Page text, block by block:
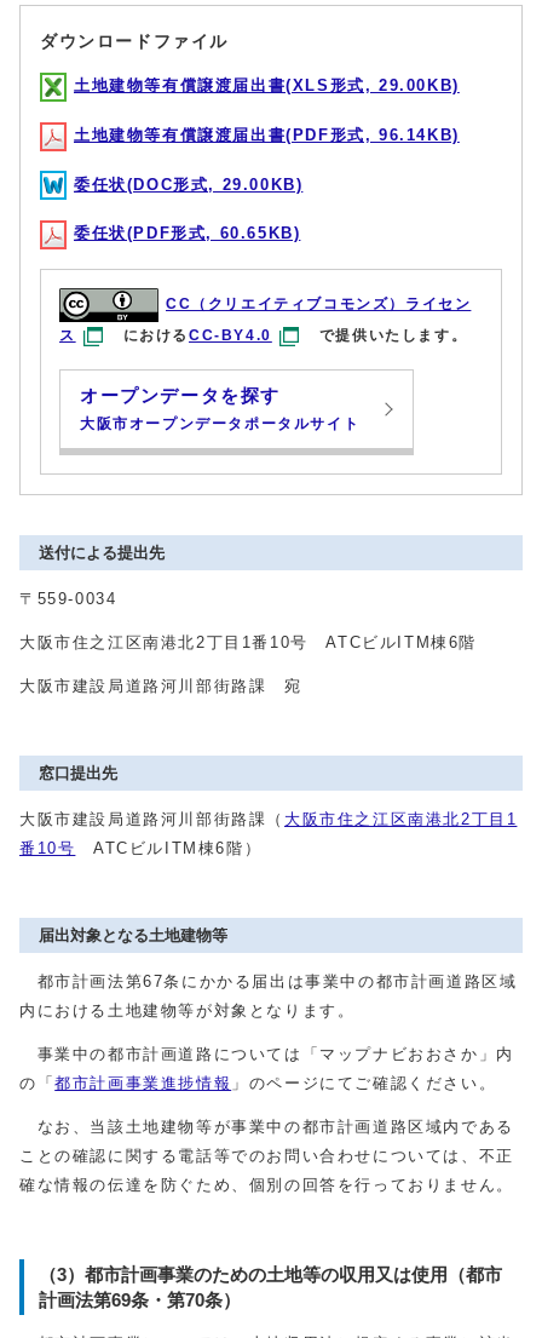
ダウンロードファイル
土地建物等有償譲渡届出書(XLS形式, 29.00KB)
土地建物等有償譲渡届出書(PDF形式, 96.14KB)
委任状(DOC形式, 29.00KB)
委任状(PDF形式, 60.65KB)
CC（クリエイティブコモンズ）ライセン
ス
におけるCC-BY4.0 で提供いたします。
オープンデータを探す
大阪市オープンデータポータルサイト
送付による提出先
〒559-0034
大阪市住之江区南港北2丁目1番10号 ATCビルITM棟6階
大阪市建設局道路河川部街路課 宛
窓口提出先
大阪市建設局道路河川部街路課（ 大阪市住之江区南港北2丁目1
番10号 ATCビルITM棟6階）
届出対象となる土地建物等
都市計画法第67条にかかる届出は事業中の都市計画道路区域
内における土地建物等が対象となります。
事業中の都市計画道路については「マップナビおおさか」内
の「都市計画事業進捗情報 」のページにてご確認ください。
なお、当該土地建物等が事業中の都市計画道路区域内である
ことの確認に関する電話等でのお問い合わせについては、不正
確な情報の伝達を防ぐため、個別の回答を行っておりません。
（3）都市計画事業のための土地等の収用又は使用（都市
計画法第69条・第70条）